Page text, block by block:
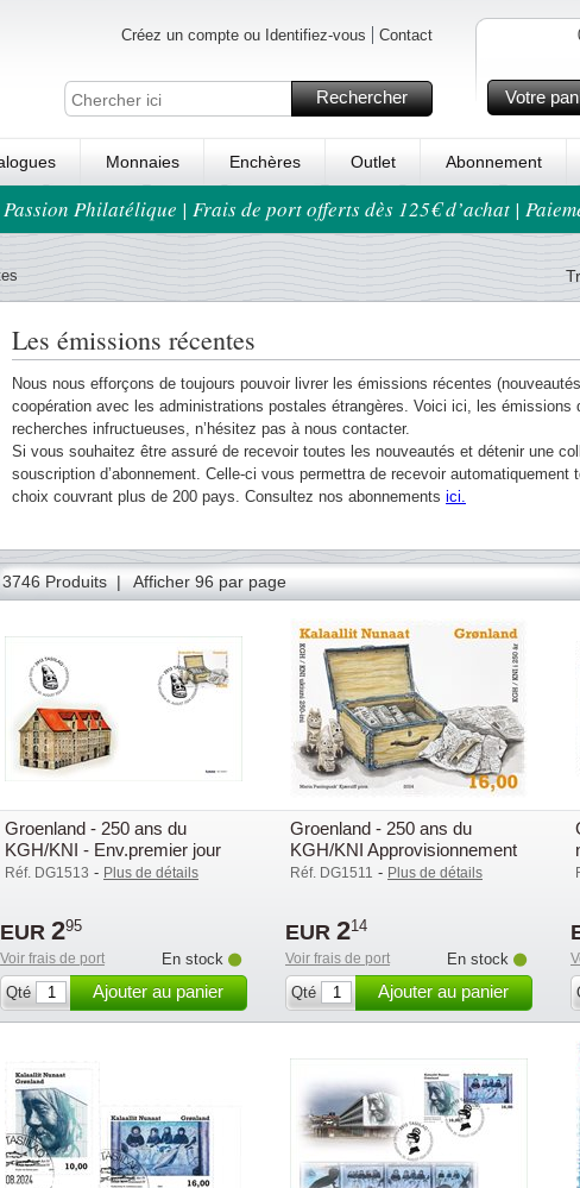
Créez un compte ou Identifiez-vous Contact
Rechercher Votre
Monnaies Enchères Outlet Abonnement
Philatélique | Frais de port offerts dès 125€ d’achat |
Les émissions récentes
Nous nous efforçons de toujours pouvoir livrer les émissions récentes
coopération avec les administrations postales étrangères. Voici ici, les émissions
recherches infructueuses, n’hésitez pas à nous contacter.
Si vous souhaitez être assuré de recevoir toutes les nouveautés et détenir une
souscription d’abonnement. Celle-ci vous permettra de recevoir
choix couvrant plus de 200 pays. Consultez nos abonnements ici.
3746 Produits | Afficher 96 par page
39 40 41 42 43 44 45
Groenland - 250 ans du
KGH/KNI - Env.premier jour
Réf. DG1513 - Plus de détails
EUR 295
Voir frais de port
En stock
Qté
Ajouter au panier
Groenland - 250 ans du
KGH/KNI Approvisionnement
marchandises - Timbre neuf
Réf. DG1511 - Plus de détails
EUR 214
Voir frais de port
En stock
Qté
Ajouter au panier